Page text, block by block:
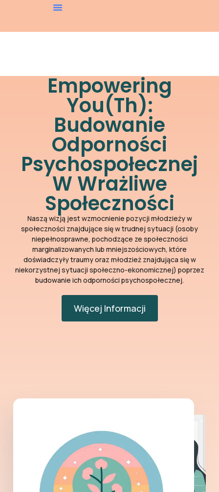
Empowering
You(th):
Budowanie
Odporności
Psychospołecznej
W Wrażliwe
Społeczności
Naszą wizją jest wzmocnienie pozycji młodzieży w
społeczności znajdujące się w trudnej sytuacji (osoby
niepełnosprawne, pochodzące ze społeczności
marginalizowanych lub mniejszościowych, które
doświadczyły traumy oraz młodzież znajdująca się w
niekorzystnej sytuacji społeczno-ekonomicznej) poprzez
budowanie ich odporności psychospołecznej.
Więcej Informacji